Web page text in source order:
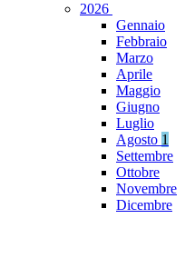
2026
Gennaio
Febbraio
Marzo
Aprile
Maggio
Giugno
Luglio
Agosto 1
Settembre
Ottobre
Novembre
Dicembre